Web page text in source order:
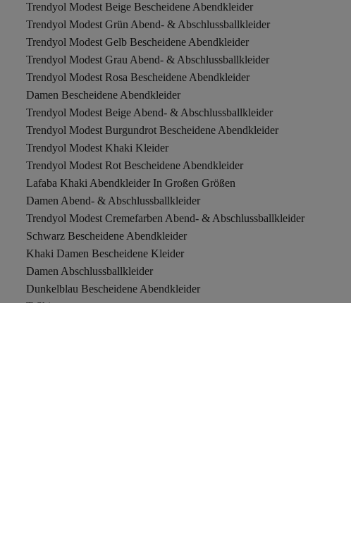
Trendyol Modest Beige Bescheidene Abendkleider
Trendyol Modest Grün Abend- & Abschlussballkleider
Trendyol Modest Gelb Bescheidene Abendkleider
Trendyol Modest Grau Abend- & Abschlussballkleider
Trendyol Modest Rosa Bescheidene Abendkleider
Damen Bescheidene Abendkleider
Trendyol Modest Beige Abend- & Abschlussballkleider
Trendyol Modest Burgundrot Bescheidene Abendkleider
Trendyol Modest Khaki Kleider
Trendyol Modest Rot Bescheidene Abendkleider
Lafaba Khaki Abendkleider In Großen Größen
Damen Abend- & Abschlussballkleider
Trendyol Modest Cremefarben Abend- & Abschlussballkleider
Schwarz Bescheidene Abendkleider
Khaki Damen Bescheidene Kleider
Damen Abschlussballkleider
Dunkelblau Bescheidene Abendkleider
T-Shirts